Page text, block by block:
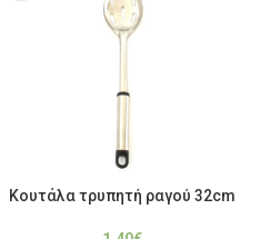
Κουτάλα τρυπητή ραγού 32cm